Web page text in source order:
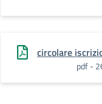
circolare
pdf -